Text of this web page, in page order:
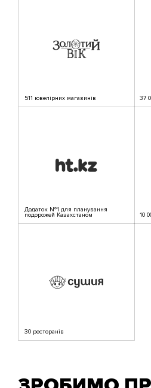
511 ювелірних магазинів 37
Додаток №1 для планування
подорожей Казахстаном 10
30 ресторанів